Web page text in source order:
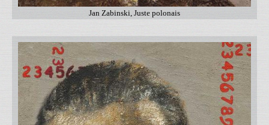
Jan Zabinski, Juste polonais